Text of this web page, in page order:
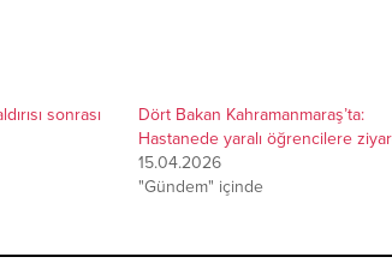
sonrası
Dört Bakan Kahramanmaraş’ta:
Hastanede yaralı öğrencilere
15.04.2026
"Gündem" içinde